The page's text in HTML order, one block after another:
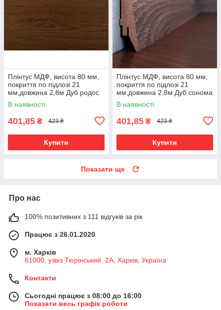
Плінтус МДФ, висота 80 мм,
покриття по підлозі 21
мм,довжина 2,8м Дуб родос
темний
В наявності
401,85 ₴ 423 ₴
Купити
Плінтус МДФ, висота 80 мм,
покриття по підлозі 21
мм,довжина 2,8м Дуб сонома
В наявності
401,85 ₴ 423 ₴
Купити
Показати ще
Про нас
100% позитивних з 111 відгуків за рік
Працює з 26.01.2020
м. Харків
61000, узвіз Тюрінський, 2А, Харків, Україна
Контакти
Сьогодні працює з 08:00 до 16:00
Показати весь графік роботи